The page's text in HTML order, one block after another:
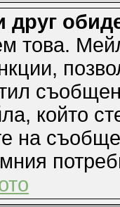
друг
това.
който
на